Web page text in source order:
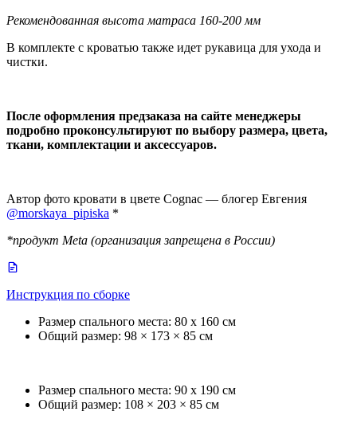
Рекомендованная высота матраса 160-200 мм
В комплекте с кроватью также идет рукавица для ухода и
чистки.
После оформления предзаказа на сайте менеджеры
подробно проконсультируют по выбору размера, цвета,
ткани, комплектации и аксессуаров.
Автор фото кровати в цвете Cognac — блогер Евгения
@morskaya_pipiska *
*продукт Meta (организация запрещена в России)
Инструкция по сборке
Размер спального места: 80 x 160 см
Общий размер: 98 × 173 × 85 см
Размер спального места: 90 x 190 см
Общий размер: 108 × 203 × 85 см